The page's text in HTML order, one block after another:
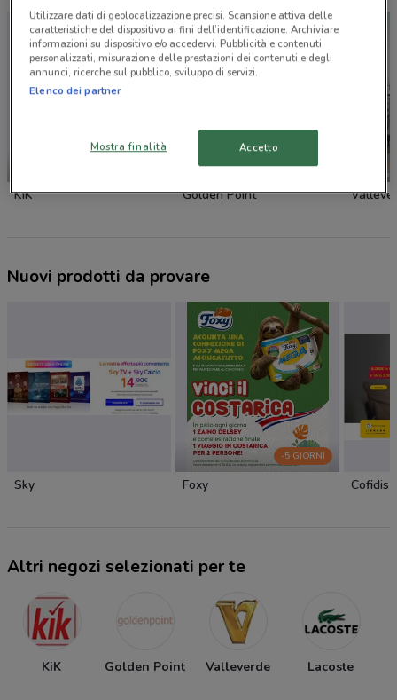
KiK Golden Point
Nuovi prodotti da provare
Sky
-5 GIORNI
Foxy Cofidis
Altri negozi selezionati per te
KiK Golden Point Valleverde Lacoste
Utilizzare dati di geolocalizzazione precisi. Scansione attiva delle
caratteristiche del dispositivo ai fini dell’identificazione. Archiviare
informazioni su dispositivo e/o accedervi. Pubblicità e contenuti
personalizzati, misurazione delle prestazioni dei contenuti e degli
annunci, ricerche sul pubblico, sviluppo di servizi.
Elenco dei partner
Mostra finalità Accetto